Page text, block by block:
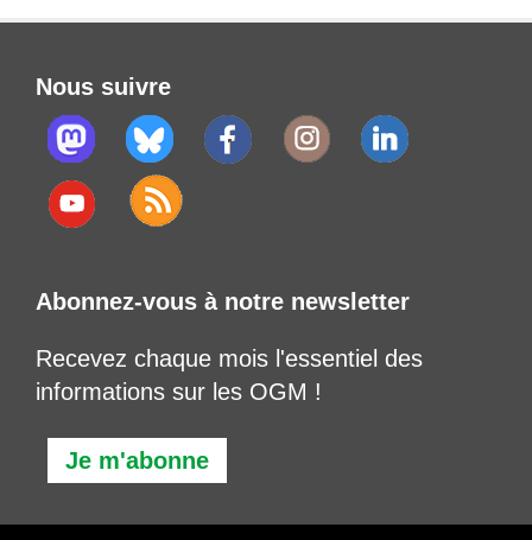
Nous suivre
Abonnez-vous à notre newsletter
Recevez chaque mois l'essentiel des
informations sur les OGM !
Je m'abonne